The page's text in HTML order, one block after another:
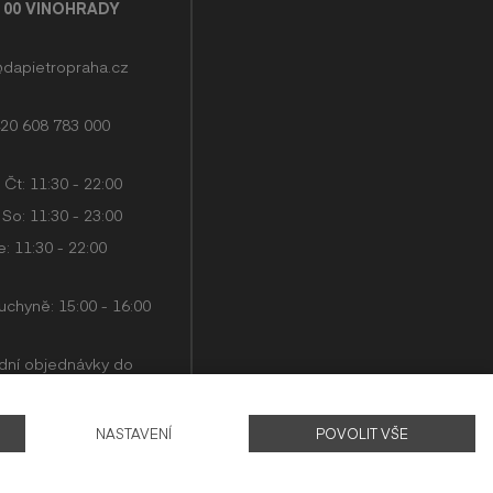
00 VINOHRADY
608 783 000
Čt: 11:30 - 22:00
11:30 - 23:00
11:30 - 22:00
15:00 - 16:00
objednávky do
zavírací dobou.NASTAVENÍ POVOLIT VŠE